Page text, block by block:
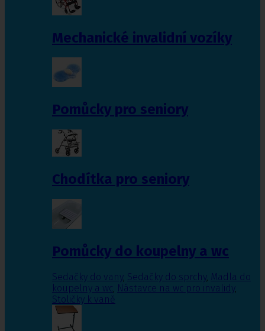
Mechanické invalidní vozíky
Pomůcky pro seniory
Chodítka pro seniory
Pomůcky do koupelny a wc
Sedačky do vany, Sedačky do sprchy, Madla do
koupelny a wc, Nástavce na wc pro invalidy,
Stoličky k vaně